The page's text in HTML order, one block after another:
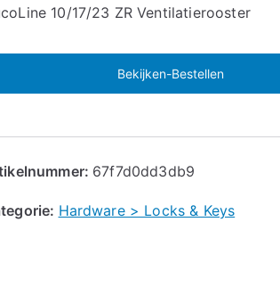
10/17/23 ZR Ventilatierooster
Bekijken-Bestellen
67f7d0dd3db9
Hardware > Locks & Keys